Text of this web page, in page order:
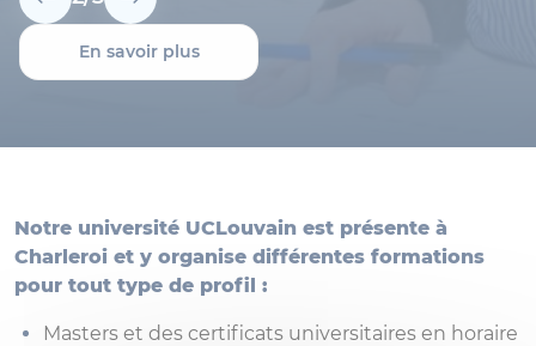
En savoir plus
Notre université UCLouvain est présente à
Charleroi et y organise différentes formations
pour tout type de profil :
Masters et des certificats universitaires en horaire